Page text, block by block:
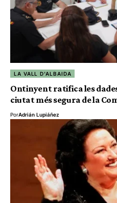
LA VALL D'ALBAIDA
Ontinyent ratifica les
ciutat més segura de la
PorAdrián Lupiáñez